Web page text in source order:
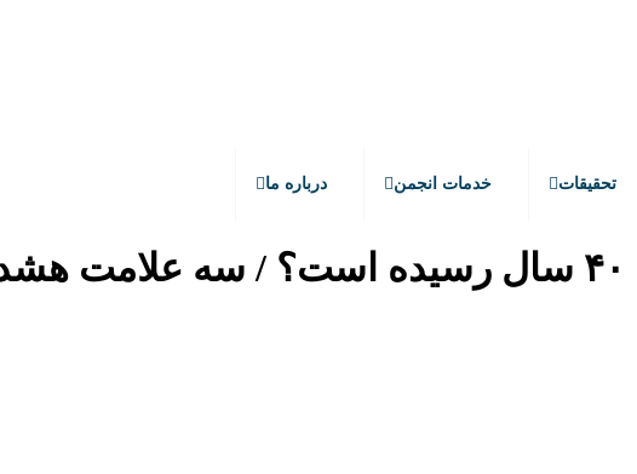
تحقیقات خدمات انجمن درباره ما
آیا سن ابتلا به بیماری آلزایمر به ۴۰ سال رسیده است؟ / سه علامت